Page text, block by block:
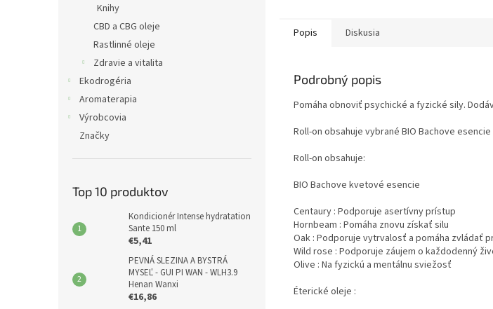
Knihy
CBD a CBG oleje
Rastlinné oleje
Zdravie a vitalita
Ekodrogéria
Aromaterapia
Výrobcovia
Značky
Top 10 produktov
Kondicionér Intense hydratation
Sante 150 ml
€5,41
PEVNÁ SLEZINA A BYSTRÁ
MYSEĽ - GUI PI WAN - WLH3.9
Henan Wanxi
€16,86
Popis Diskusia
Podrobný popis
Pomáha obnoviť psychické a fyzické sily.
Roll-on obsahuje vybrané BIO Bachove
Roll-on obsahuje:
BIO Bachove kvetové esencie
Centaury : Podporuje asertívny prístup
Hornbeam : Pomáha znovu získať silu
Oak : Podporuje vytrvalosť a pomáha zvládať
Wild rose : Podporuje záujem o každodenný
Olive : Na fyzickú a mentálnu sviežosť
Éterické oleje :